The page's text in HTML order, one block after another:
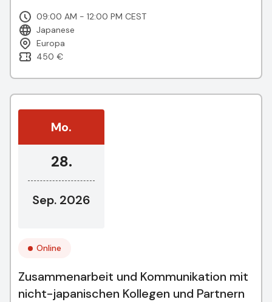
09:00 AM - 12:00 PM CEST
Japanese
Europa
450 €
Mo.
28.
Sep. 2026
Online
Zusammenarbeit und Kommunikation mit
nicht-japanischen Kollegen und Partnern